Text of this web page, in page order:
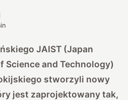
JAIST (Japan
Science and Technology)
stworzyli nowy
jest zaprojektowany tak,